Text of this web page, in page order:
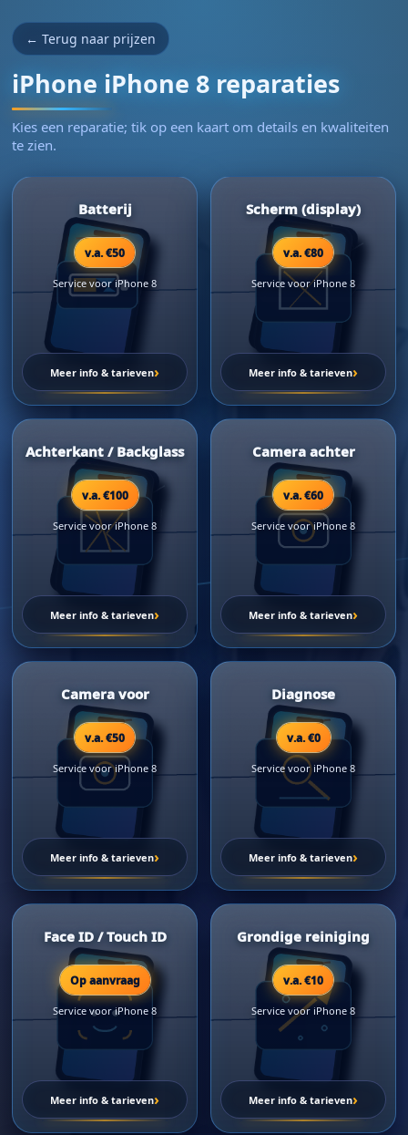
← Terug naar prijzen
iPhone iPhone 8 reparaties
Kies een reparatie; tik op een kaart om details en kwaliteiten
te zien.
Batterij
v.a. €50
Service voor iPhone 8
Meer info & tarieven›
Scherm (display)
v.a. €80
Service voor iPhone 8
Meer info & tarieven›
Achterkant / Backglass
v.a. €100
Service voor iPhone 8
Meer info & tarieven›
Camera achter
v.a. €60
Service voor iPhone 8
Meer info & tarieven›
Camera voor
v.a. €50
Service voor iPhone 8
Meer info & tarieven›
Diagnose
v.a. €0
Service voor iPhone 8
Meer info & tarieven›
Face ID / Touch ID
Op aanvraag
Service voor iPhone 8
Meer info & tarieven›
Grondige reiniging
v.a. €10
Service voor iPhone 8
Meer info & tarieven›